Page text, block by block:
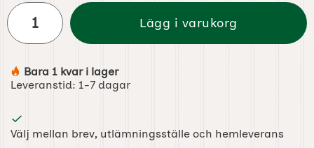
antal
Lägg i varukorg
Tillgänglighet:
Bara 1 kvar i lager
Leveranstid: 1-7 dagar
Välj mellan brev, utlämningsställe och hemleverans